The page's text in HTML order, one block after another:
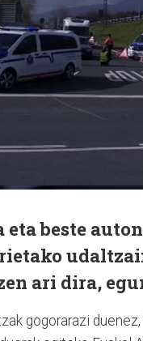
eta beste
ari dira,
gogorarazi